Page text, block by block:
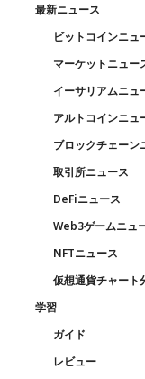
最新ニュース
ビットコインニュ
マーケットニュー
イーサリアムニュ
アルトコインニュ
ブロックチェーン
取引所ニュース
DeFiニュース
Web3ゲームニュ
NFTニュース
仮想通貨チャート
学習
ガイド
レビュー